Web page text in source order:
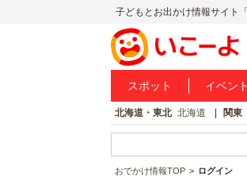
子どもとお出かけ情報サイト
スポット イベント
北海道・東北 北海道 関東
おでかけ情報TOP ログイン